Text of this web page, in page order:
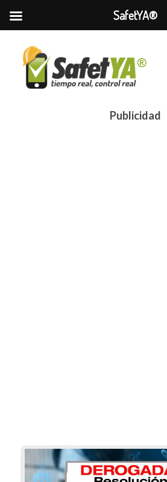
Publicidad
SafetYA®